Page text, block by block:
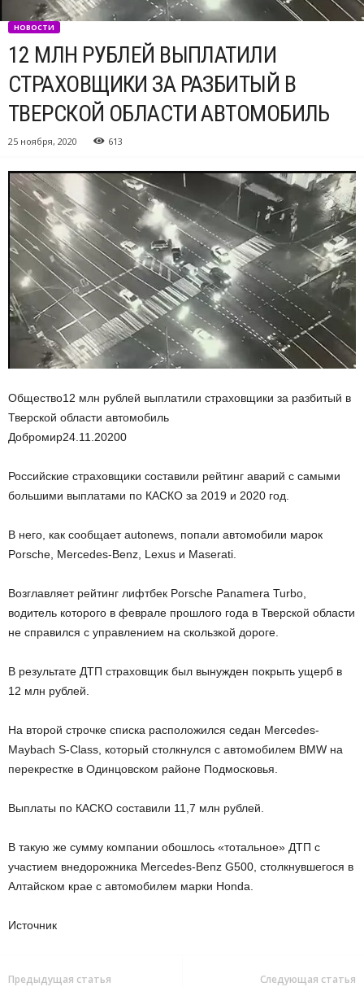
НОВОСТИ
12 МЛН РУБЛЕЙ ВЫПЛАТИЛИ
СТРАХОВЩИКИ ЗА РАЗБИТЫЙ В
ТВЕРСКОЙ ОБЛАСТИ АВТОМОБИЛЬ
25 ноября, 2020 613
Общество12 млн рублей выплатили страховщики за разбитый в
Тверской области автомобиль
Добромир24.11.20200
Российские страховщики составили рейтинг аварий с самыми
большими выплатами по КАСКО за 2019 и 2020 год.
В него, как сообщает autonews, попали автомобили марок
Porsche, Mercedes-Benz, Lexus и Maserati.
Возглавляет рейтинг лифтбек Porsche Panamera Turbo,
водитель которого в феврале прошлого года в Тверской области
не справился с управлением на скользкой дороге.
В результате ДТП страховщик был вынужден покрыть ущерб в
12 млн рублей.
На второй строчке списка расположился седан Mercedes-
Maybach S-Class, который столкнулся с автомобилем BMW на
перекрестке в Одинцовском районе Подмосковья.
Выплаты по КАСКО составили 11,7 млн рублей.
В такую же сумму компании обошлось «тотальное» ДТП с
участием внедорожника Mercedes-Benz G500, столкнувшегося в
Алтайском крае с автомобилем марки Honda.
Источник
Предыдущая статья Следующая статья